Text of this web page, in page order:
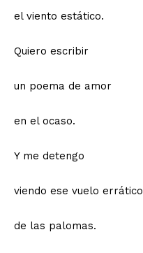
el viento estático.
Quiero escribir
un poema de amor
en el ocaso.
Y me detengo
viendo ese vuelo errático
de las palomas.